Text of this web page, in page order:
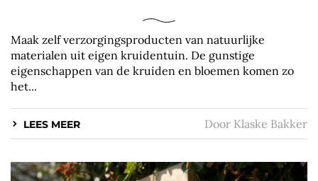
Maak zelf verzorgingsproducten van natuurlijke
materialen uit eigen kruidentuin. De gunstige
eigenschappen van de kruiden en bloemen komen zo
het...
LEES MEER Door Klaske Bakker